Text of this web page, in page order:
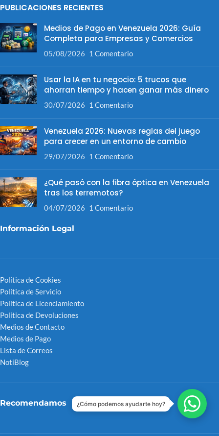
PUBLICACIONES RECIENTES
Medios de Pago en Venezuela 2026: Guía
Completa para Empresas y Comercios
05/08/2026 1 Comentario
Usar la IA en tu negocio: 5 trucos que
ahorran tiempo y hacen ganar más dinero
30/07/2026 1 Comentario
Venezuela 2026: Nuevas reglas del juego
para crecer en un entorno de cambio
29/07/2026 1 Comentario
¿Qué pasó con la fibra óptica en Venezuela
tras los terremotos?
04/07/2026 1 Comentario
Información Legal
Política de Cookies
Política de Servicio
Política de Licenciamiento
Política de Devoluciones
Medios de Contacto
Medios de Pago
Lista de Correos
NotiBlog
Recomendamos ¿Cómo podemos ayudarte hoy?